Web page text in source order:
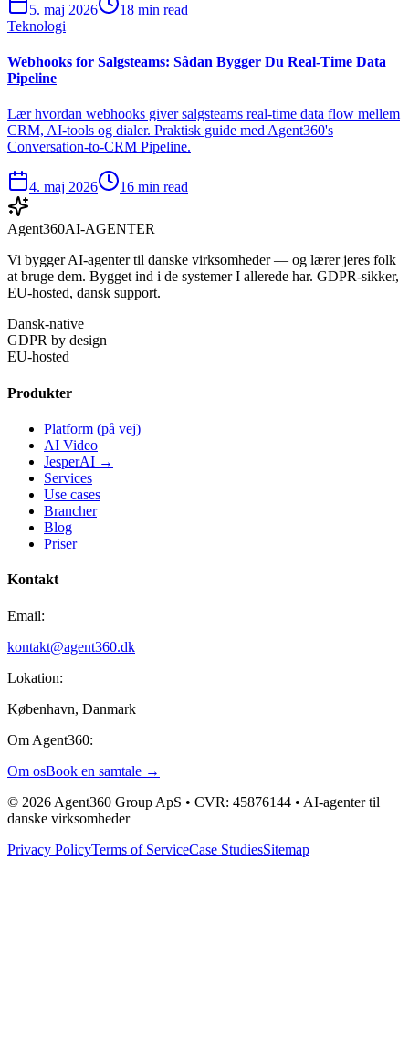
5. maj 2026
18 min read
Teknologi
Webhooks for Salgsteams: Sådan Bygger Du Real-Time Data
Pipeline
Lær hvordan webhooks giver salgsteams real-time data flow mellem
CRM, AI-tools og dialer. Praktisk guide med Agent360's
Conversation-to-CRM Pipeline.
4. maj 2026 16 min read
Agent360AI-AGENTER
Vi bygger AI-agenter til danske virksomheder — og lærer jeres folk
at bruge dem. Bygget ind i de systemer I allerede har. GDPR-sikker,
EU-hosted, dansk support.
Dansk-native
GDPR by design
EU-hosted
Produkter
Platform (på vej)
AI Video
JesperAI →
Services
Use cases
Brancher
Blog
Priser
Kontakt
Email:
kontakt@agent360.dk
Lokation:
København, Danmark
Om Agent360:
Om osBook en samtale →
© 2026 Agent360 Group ApS • CVR: 45876144 • AI-agenter til
danske virksomheder
Privacy PolicyTerms of ServiceCase StudiesSitemap